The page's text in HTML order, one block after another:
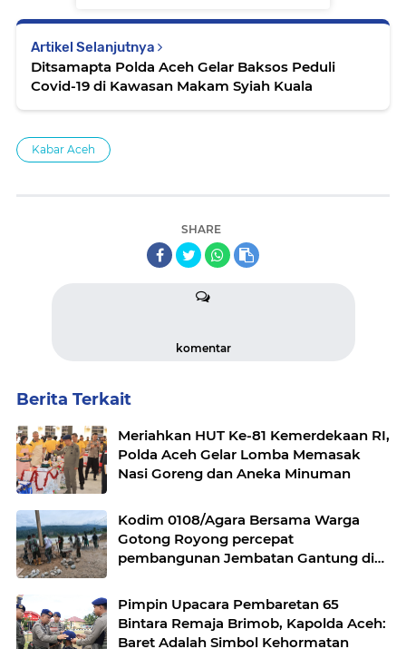
Artikel Selanjutnya
Ditsamapta Polda Aceh Gelar Baksos Peduli
Covid-19 di Kawasan Makam Syiah Kuala
Kabar Aceh
SHARE
komentar
Berita Terkait
Meriahkan HUT Ke-81 Kemerdekaan RI,
Polda Aceh Gelar Lomba Memasak
Nasi Goreng dan Aneka Minuman
Kodim 0108/Agara Bersama Warga
Gotong Royong percepat
pembangunan Jembatan Gantung di
Pimpin Upacara Pembaretan 65
Bintara Remaja Brimob, Kapolda Aceh:
Baret Adalah Simbol Kehormatan